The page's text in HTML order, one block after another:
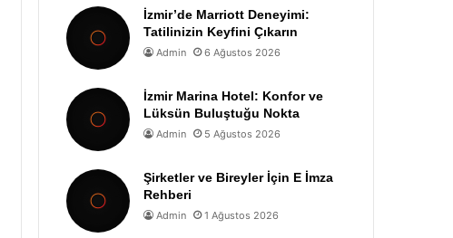
İzmir’de Marriott Deneyimi:
Tatilinizin Keyfini Çıkarın
Admin 6 Ağustos 2026
İzmir Marina Hotel: Konfor ve
Lüksün Buluştuğu Nokta
Admin 5 Ağustos 2026
Şirketler ve Bireyler İçin E İmza
Rehberi
Admin 1 Ağustos 2026